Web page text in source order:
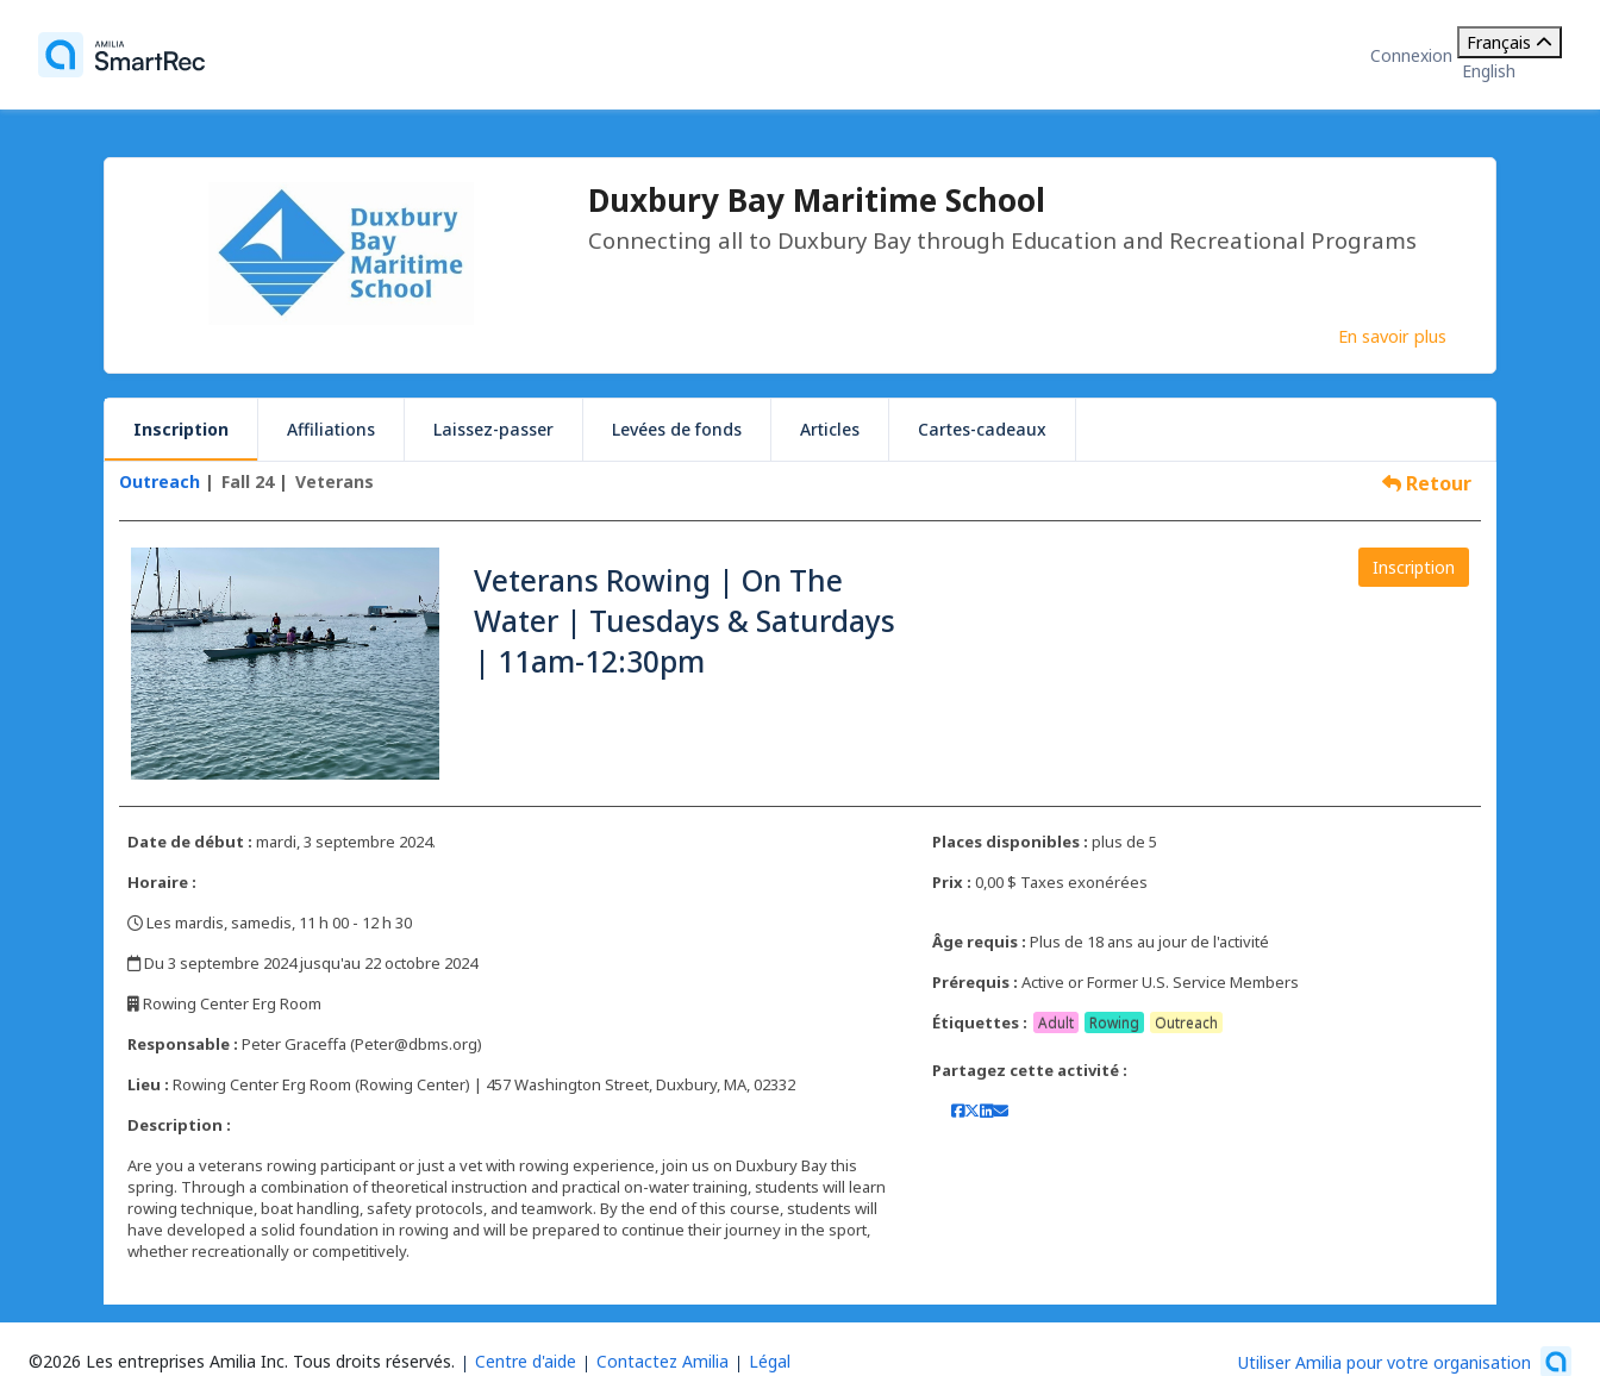
Connexion
Français
English
Duxbury Bay Maritime School
Connecting all to Duxbury Bay through Education and Recreational Programs
En savoir plus
Inscription Affiliations Laissez-passer Levées de fonds Articles Cartes-cadeaux
Outreach Fall 24 Veterans Retour
Veterans Rowing | On The
Water | Tuesdays & Saturdays
| 11am-12:30pm
Inscription
Date de début : mardi, 3 septembre 2024.
Horaire :
Les mardis, samedis, 11 h 00 - 12 h 30
Du 3 septembre 2024 jusqu'au 22 octobre 2024
Rowing Center Erg Room
Responsable : Peter Graceffa (Peter@dbms.org)
Lieu : Rowing Center Erg Room (Rowing Center) | 457 Washington Street, Duxbury, MA, 02332
Description :
Are you a veterans rowing participant or just a vet with rowing experience, join us on Duxbury Bay this
spring. Through a combination of theoretical instruction and practical on-water training, students will learn
rowing technique, boat handling, safety protocols, and teamwork. By the end of this course, students will
have developed a solid foundation in rowing and will be prepared to continue their journey in the sport,
whether recreationally or competitively.
Places disponibles : plus de 5
Prix : 0,00 $ Taxes exonérées
Âge requis : Plus de 18 ans au jour de l'activité
Prérequis : Active or Former U.S. Service Members
Étiquettes :
Adult Rowing Outreach
Partagez cette activité :
©2026 Les entreprises Amilia Inc. Tous droits réservés. Centre d'aide Contactez Amilia Légal Utiliser Amilia pour votre organisation